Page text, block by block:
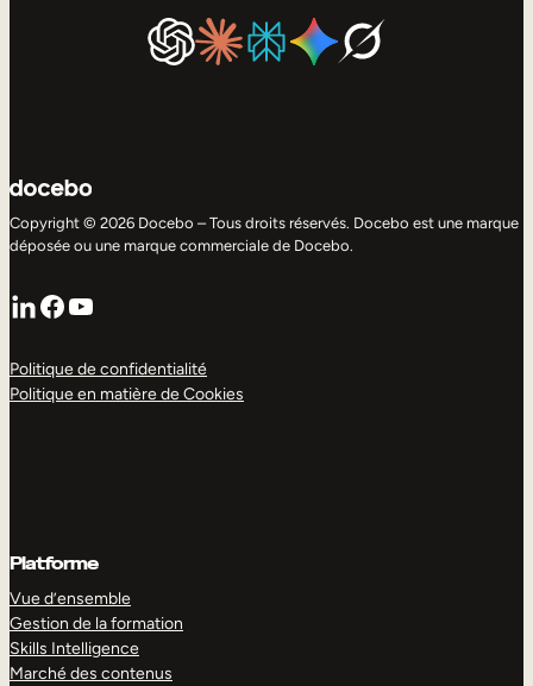
Copyright © 2026 Docebo – Tous droits réservés. Docebo est une marque
déposée ou une marque commerciale de Docebo.
LinkedIn
Facebook
YouTube
Politique de confidentialité
Politique en matière de Cookies
Platforme
Vue d’ensemble
Gestion de la formation
Skills Intelligence
Marché des contenus